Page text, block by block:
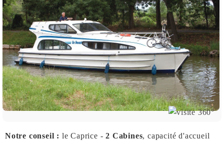
Notre conseil : le Caprice -2 Cabines, capacité d'accueil